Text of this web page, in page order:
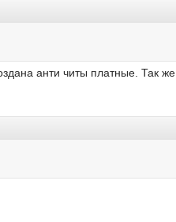
анти читы платные. Так